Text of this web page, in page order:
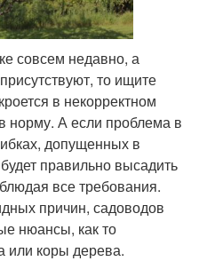
совсем недавно, а
то ищите
в некорректном
норму. А если проблема в
допущенных в
правильно высадить
все требования.
причин, садоводов
нюансы, как то
или коры дерева.